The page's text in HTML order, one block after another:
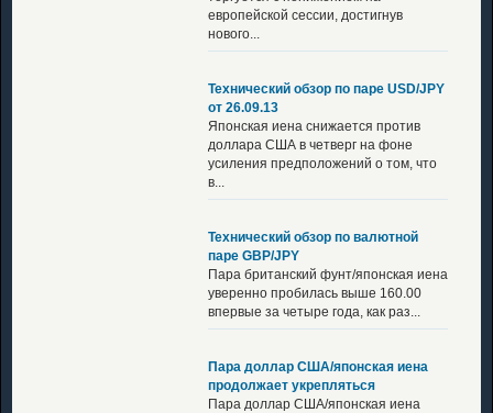
европейской сессии, достигнув
нового...
Технический обзор по паре USD/JPY
от 26.09.13
Японская иена снижается против
доллара США в четверг на фоне
усиления предположений о том, что
в...
Технический обзор по валютной
паре GBP/JPY
Пара британский фунт/японская иена
уверенно пробилась выше 160.00
впервые за четыре года, как раз...
Пара доллар США/японская иена
продолжает укрепляться
Пара доллар США/японская иена